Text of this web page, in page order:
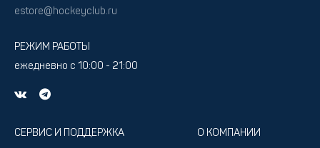
estore@hockeyclub.ru
РЕЖИМ РАБОТЫ
ежедневно с 10:00 - 21:00
СЕРВИС И ПОДДЕРЖКА
О КОМПАНИИ